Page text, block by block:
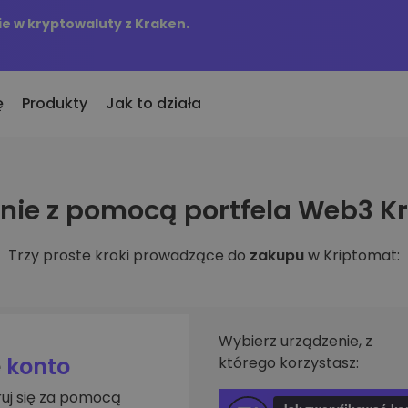
w kryptowaluty z Kraken.
dodane
dodane do Kriptomat
za równowartość
Produkty
Zdobywaj nagrody za swoje
Skarbiec
Regularnie zaplanowane
Alerty
Jak to działa
z pomocą portfela Web3
Trzy proste kroki prowadzące do zakupuw Kriptomat:
konto
się za pomocą
Wybierz urządzenie, z
którego korzystasz: